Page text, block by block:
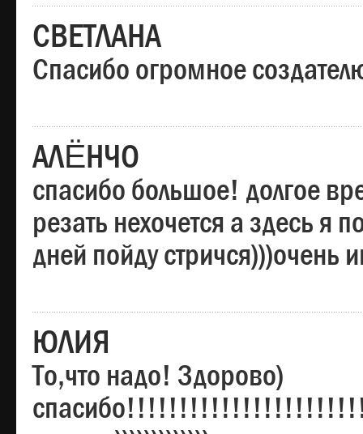
СВЕТЛАНА
Спасибо огромное
АЛЁНЧО
спасибо большое! долгое
резать нехочется а здесь я
дней пойду стричся)))очень
ЮЛИЯ
То,что надо! Здорово)